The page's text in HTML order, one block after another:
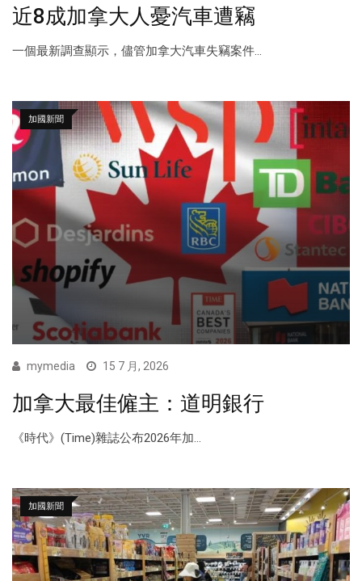
近8成加拿大人憂汽車遭竊
一個最新調查顯示，儘管加拿大汽車失竊案件...
加國新聞
mymedia 15 7 月, 2026
加拿大最佳僱主：道明銀行
《時代》(Time)雜誌公布2026年加...
加國新聞